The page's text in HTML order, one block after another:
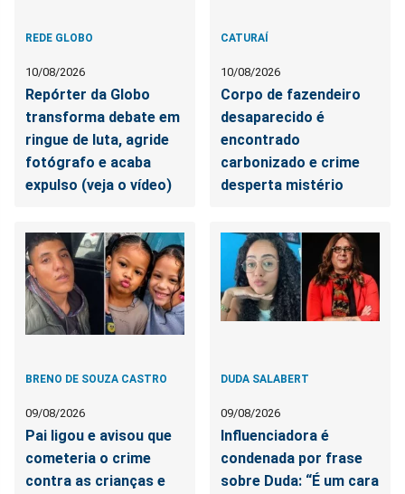
REDE GLOBO
10/08/2026
Repórter da Globo
transforma debate em
ringue de luta, agride
fotógrafo e acaba
expulso (veja o vídeo)
CATURAÍ
10/08/2026
Corpo de fazendeiro
desaparecido é
encontrado
carbonizado e crime
desperta mistério
BRENO DE SOUZA CASTRO
09/08/2026
Pai ligou e avisou que
cometeria o crime
contra as crianças e
DUDA SALABERT
09/08/2026
Influenciadora é
condenada por frase
sobre Duda: “É um cara